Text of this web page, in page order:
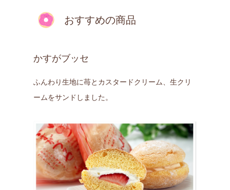
おすすめの商品
かすがブッセ
ふんわり生地に苺とカスタードクリーム、生クリ
ームをサンドしました。